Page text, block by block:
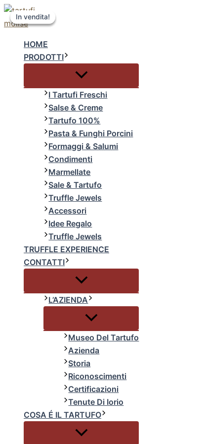
Vai
HOME
PRODOTTI
I Tartufi Freschi
Salse & Creme
Tartufo 100%
Pasta & Funghi Porcini
Formaggi & Salumi
Condimenti
Marmellate
Sale & Tartufo
Truffle Jewels
Accessori
Idee Regalo
Truffle Jewels
TRUFFLE EXPERIENCE
CONTATTI
L’AZIENDA
Museo Del Tartufo
Azienda
Storia
Riconoscimenti
Certificazioni
Tenute Di Iorio
COSA É IL TARTUFO
In vendita!
Il
prezzo
era:
€37.00.€34.99.
Black
Truffle
Mood
Tartufo
Le
possono
essere
scelte
nella
pagina
del
prodotto
In vendita!
In vendita!